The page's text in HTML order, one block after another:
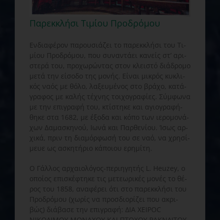
Παρεκκλήσι Τιμίου Προδρόμου
Εν­δι­α­φέ­ρον πα­ρου­σιά­ζει το πα­ρεκ­κλή­σι του Τι­
μί­ου Προ­δρό­μου, που συ­ναν­τά­ει κα­νείς στ’ α­ρι­
στε­ρά του, προ­χω­ρών­τας στον κλει­στό δι­ά­δρο­μο
με­τά την εί­σο­δο της μο­νής. Εί­ναι μι­κρός κυ­κλι­
κός να­ός με θό­λο, λα­ξευ­μέ­νος στο βρά­χο, κα­τά­
γρα­φος με κα­λής τέ­χνης τοι­χο­γρα­φί­ες. Σύμ­φω­να
με την ε­πι­γρα­φή του, κτί­στη­κε και α­γι­ο­γρα­φή­
θη­κε στα 1682, με έ­ξο­δα και κό­πο των ι­ε­ρο­μο­νά­
χων Δα­μα­σκη­νού, Ι­ω­νά και Παρ­θε­νί­ου. Ί­σως αρ­
χι­κά, πριν τη δι­α­μόρ­φω­σή του σε να­ό, να χρη­σί­
μευ­ε ως α­σκη­τή­ριο κά­ποι­ου ε­ρη­μί­τη.
Ο Γάλ­λος αρ­χαι­ο­λό­γος-πε­ρι­η­γη­τής L. Heuzey, ο
ο­ποί­ος ε­πι­σκέ­φτη­κε τις με­τε­ω­ρι­κές μο­νές το θέ­
ρος του 1858, α­να­φέ­ρει ό­τι στο πα­ρεκ­κλή­σι του
Προ­δρό­μου (χω­ρίς να προσ­δι­ο­ρί­ζει που α­κρι­
βώς) δι­ά­βα­σε την ε­πι­γρα­φή: ΔΙΑ ΧΕΙΡΟC